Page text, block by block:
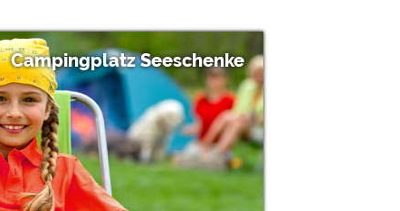
Campingplatz Seeschenke